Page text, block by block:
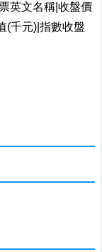
英文名稱|收盤價
(千元)|指數收盤